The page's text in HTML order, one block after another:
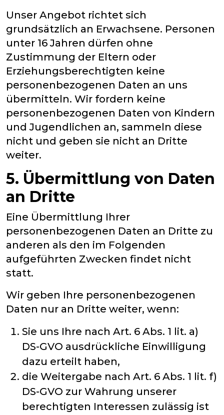
Unser Angebot richtet sich
grundsätzlich an Erwachsene. Personen
unter 16 Jahren dürfen ohne
Zustimmung der Eltern oder
Erziehungsberechtigten keine
personenbezogenen Daten an uns
übermitteln. Wir fordern keine
personenbezogenen Daten von Kindern
und Jugendlichen an, sammeln diese
nicht und geben sie nicht an Dritte
weiter.
5. Übermittlung von Daten
an Dritte
Eine Übermittlung Ihrer
personenbezogenen Daten an Dritte zu
anderen als den im Folgenden
aufgeführten Zwecken findet nicht
statt.
Wir geben Ihre personenbezogenen
Daten nur an Dritte weiter, wenn:
Sie uns Ihre nach Art. 6 Abs. 1 lit. a)
DS-GVO ausdrückliche Einwilligung
dazu erteilt haben,
die Weitergabe nach Art. 6 Abs. 1 lit. f)
DS-GVO zur Wahrung unserer
berechtigten Interessen zulässig ist